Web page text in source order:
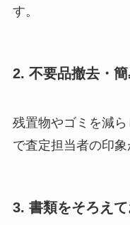
す。
2. 不要品撤去・
残置物やゴミを減
で査定担当者の印象
3. 書類をそろえて